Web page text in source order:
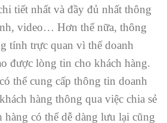
tiết nhất và đầy đủ nhất thông
video… Hơn thế nữa, thông
tính trực quan vì thế doanh
được lòng tin cho khách hàng.
thể cung cấp thông tin doanh
hàng thông qua việc chia sẻ
hàng có thể dễ dàng lưu lại cũng